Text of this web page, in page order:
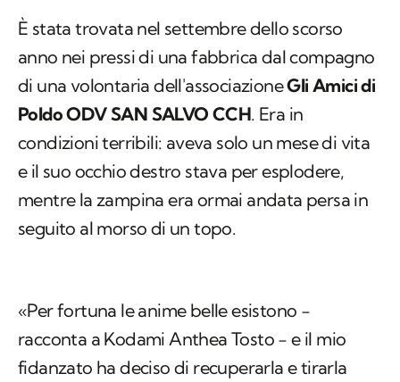
È stata trovata nel settembre dello scorso
anno nei pressi di una fabbrica dal compagno
di una volontaria dell'associazioneGli Amici di
Poldo ODV SAN SALVO CCH. Era in
condizioni terribili: aveva solo un mese di vita
e il suo occhio destro stava per esplodere,
mentre la zampina era ormai andata persa in
seguito al morso di un topo.
«Per fortuna le anime belle esistono −
racconta a Kodami Anthea Tosto − e il mio
fidanzato ha deciso di recuperarla e tirarla